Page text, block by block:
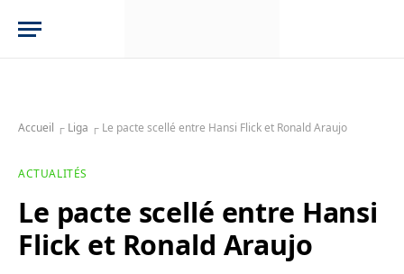
Accueil ┌ Liga ┌ Le pacte scellé entre Hansi Flick et Ronald Araujo
ACTUALITÉS
Le pacte scellé entre Hansi
Flick et Ronald Araujo